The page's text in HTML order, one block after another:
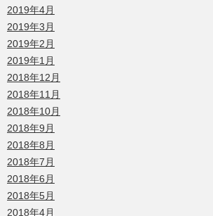
2019年4月
2019年3月
2019年2月
2019年1月
2018年12月
2018年11月
2018年10月
2018年9月
2018年8月
2018年7月
2018年6月
2018年5月
2018年4月